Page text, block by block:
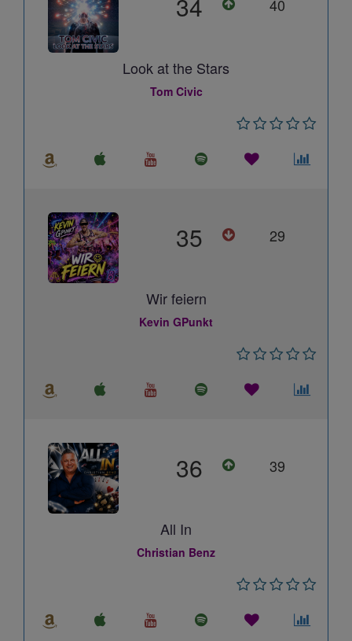
40
Look at the Stars
Tom Civic
35 29
Wir feiern
Kevin GPunkt
36 39
All In
Christian Benz